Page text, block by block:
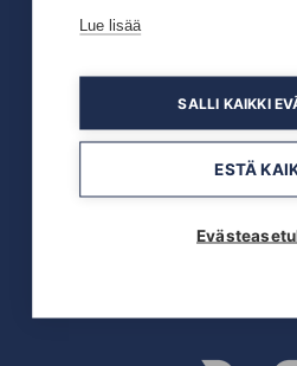
Lue lisää
SALLI KAIKKI
ESTÄ